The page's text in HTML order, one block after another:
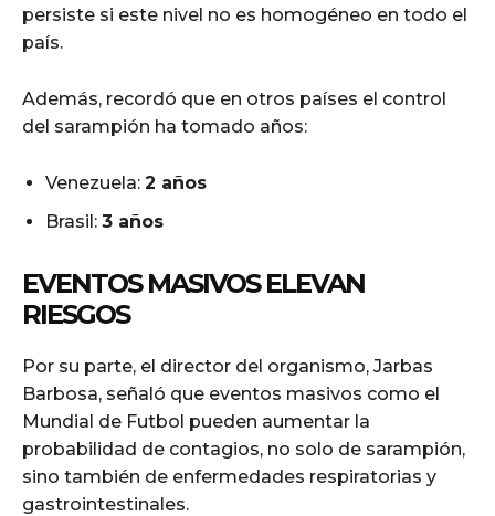
persiste si este nivel no es homogéneo en todo el
país.
Además, recordó que en otros países el control
del sarampión ha tomado años:
Venezuela: 2 años
Brasil: 3 años
EVENTOS MASIVOS ELEVAN
RIESGOS
Por su parte, el director del organismo, Jarbas
Barbosa, señaló que eventos masivos como el
Mundial de Futbol pueden aumentar la
probabilidad de contagios, no solo de sarampión,
sino también de enfermedades respiratorias y
gastrointestinales.